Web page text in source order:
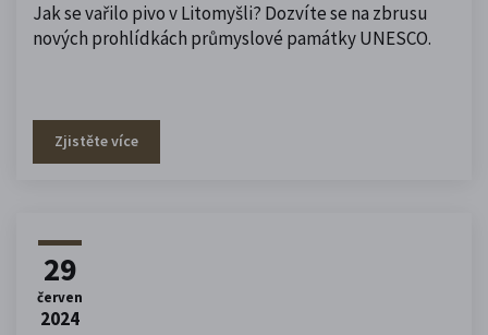
Jak se vařilo pivo v Litomyšli? Dozvíte se na zbrusu
nových prohlídkách průmyslové památky UNESCO.
Zjistěte více
29
červen
2024